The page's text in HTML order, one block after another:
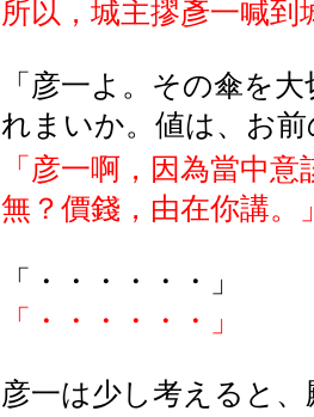
所以，城主摎彥一喊到
「彦一よ。その傘を
れまいか。値は、お
「彦一啊，因為當中
無？價錢，由在你講。
「 ・・・・・・
」
「
・・・・・・ 」
彦一は少し考えると 、